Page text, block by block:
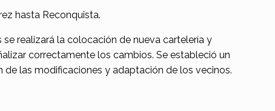
hasta Reconquista.
realizará la colocación de nueva cartelería y
correctamente los cambios. Se estableció un
las modificaciones y adaptación de los vecinos.